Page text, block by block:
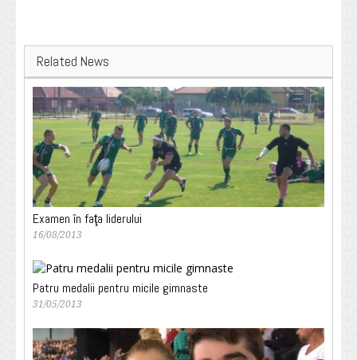
Related News
Examen în faţa liderului
16/08/2013
Patru medalii pentru micile gimnaste
31/05/2013